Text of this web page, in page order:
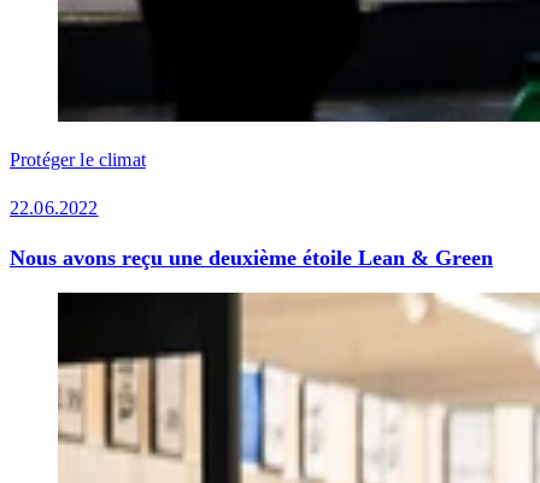
Protéger le climat
22.06.2022
Nous avons reçu une deuxième étoile Lean & Green